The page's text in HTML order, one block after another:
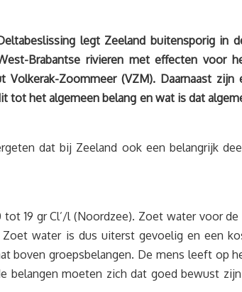
lissing legt Zeeland buitensporig in
Brabantse rivieren met effecten voor
Zoommeer (VZM). Daarnaast
het algemeen belang en wat is dat
dat bij Zeeland ook een belangrijk
19 gr Cl’/l (Noordzee). Zoet water voor
water is dus uiterst gevoelig en een
boven groepsbelangen. De mens leeft op
belangen moeten zich dat goed bewust